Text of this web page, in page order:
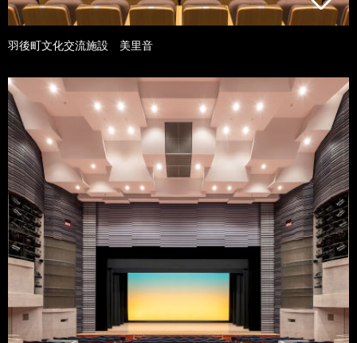
羽後町文化交流施設 美里音